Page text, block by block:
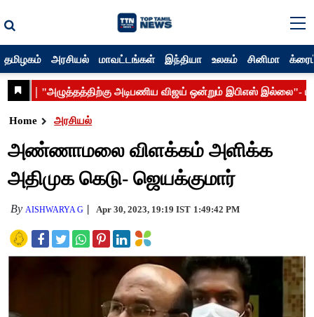
தமிழகம் அரசியல் மாவட்டங்கள் இந்தியா உலகம் சினிமா
Home அரசியல்
அண்ணாமலை விளக்கம் அளிக்க
அதிமுக கெடு- ஜெயக்குமார்
By AISHWARYA G Apr 30, 2023, 19:19 IST 1:49:42 PM